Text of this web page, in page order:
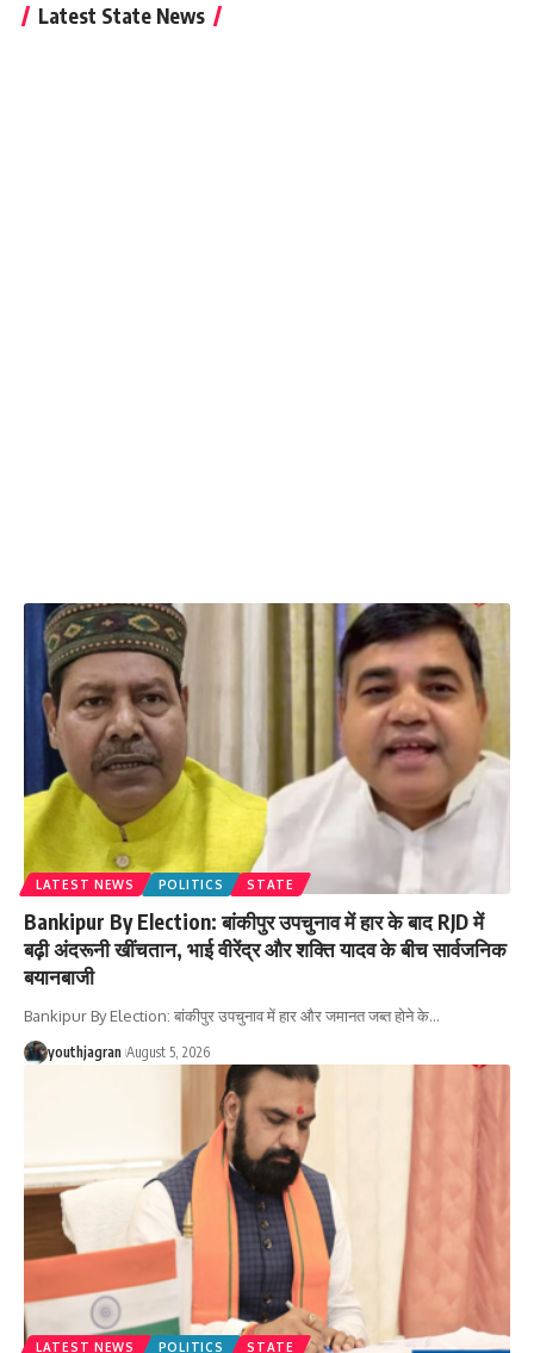
Latest State News
LATEST NEWS POLITICS STATE
Bankipur By Election: बांकीपुर उपचुनाव में हार के बाद RJD में
बढ़ी अंदरूनी खींचतान, भाई वीरेंद्र और शक्ति यादव के बीच सार्वजनिक
बयानबाजी
Bankipur By Election: बांकीपुर उपचुनाव में हार और जमानत जब्त होने के…
youthjagran August 5, 2026
LATEST NEWS POLITICS STATE